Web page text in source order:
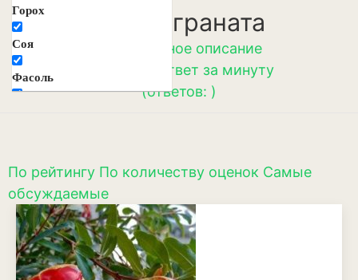
Горох
Соя
Фасоль
Аквилегия
Амарант
Анемона
Сорта граната
Подробное описание
Вопрос-ответ за минуту
(ответов: )
По рейтингу По количеству оценок Самые
обсуждаемые